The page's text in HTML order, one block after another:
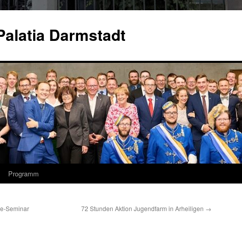
Darmstadt
Programm
Seminar
72 Stunden Aktion Jugendfarm in Arheiligen →